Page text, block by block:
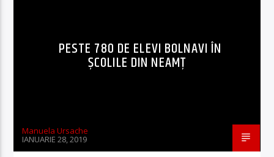
PESTE 780 DE ELEVI BOLNAVI ÎN
ȘCOLILE DIN NEAMȚ
Manuela Ursache
IANUARIE 28, 2019